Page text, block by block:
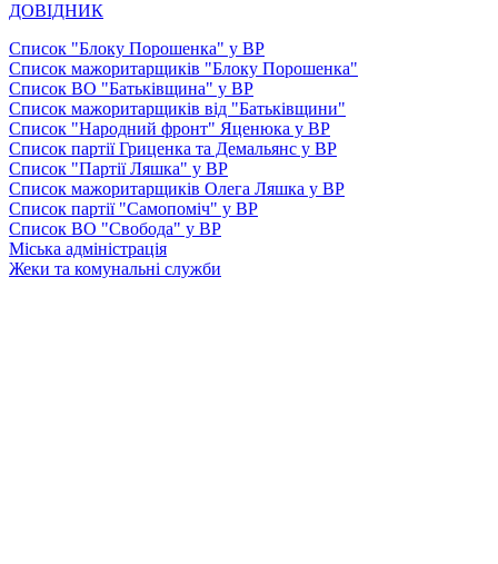
ДОВІДНИК
Список "Блоку Порошенка" у ВР
Список мажоритарщиків "Блоку Порошенка"
Список ВО "Батьківщина" у ВР
Список мажоритарщиків від "Батьківщини"
Список "Народний фронт" Яценюка у ВР
Список партії Гриценка та Демальянс у ВР
Список "Партії Ляшка" у ВР
Список мажоритарщиків Олега Ляшка у ВР
Список партії "Самопоміч" у ВР
Список ВО "Свобода" у ВР
Міська адміністрація
Жеки та комунальні служби